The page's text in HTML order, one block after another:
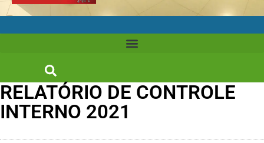
RELATÓRIO DE CONTROLE
INTERNO 2021